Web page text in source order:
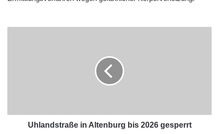
Uhlandstraße in Altenburg bis 2026 gesperrt